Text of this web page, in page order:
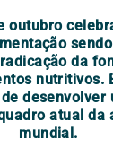
outubro
da
nutritivos.
desenvolver
atual da
mundial.